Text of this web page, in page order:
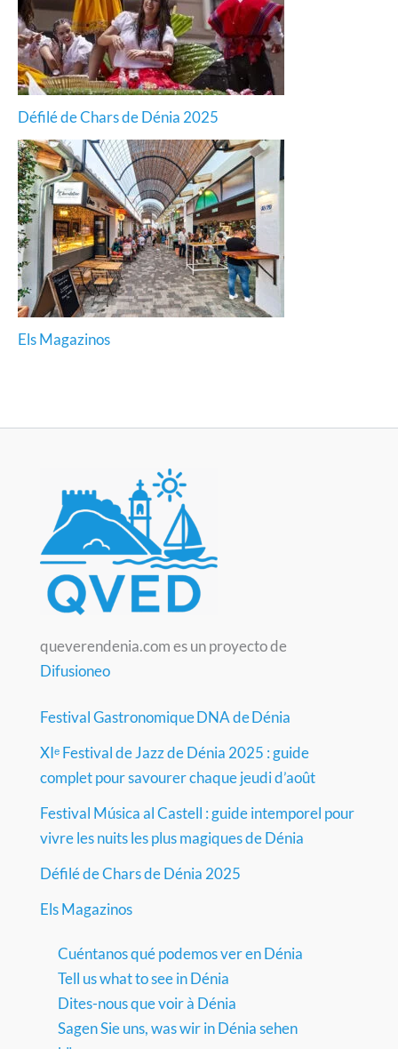
Défilé de Chars de Dénia 2025
Els Magazinos
queverendenia.com es un proyecto de
Difusioneo
Festival Gastronomique DNA de Dénia
XIᵉ Festival de Jazz de Dénia 2025 : guide
complet pour savourer chaque jeudi d’août
Festival Música al Castell : guide intemporel pour
vivre les nuits les plus magiques de Dénia
Défilé de Chars de Dénia 2025
Els Magazinos
Cuéntanos qué podemos ver en Dénia
Tell us what to see in Dénia
Dites-nous que voir à Dénia
Sagen Sie uns, was wir in Dénia sehen